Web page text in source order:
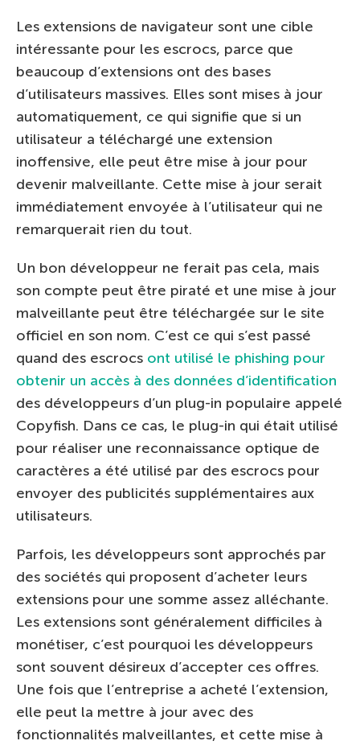
Les extensions de navigateur sont une cible
intéressante pour les escrocs, parce que
beaucoup d’extensions ont des bases
d’utilisateurs massives. Elles sont mises à jour
automatiquement, ce qui signifie que si un
utilisateur a téléchargé une extension
inoffensive, elle peut être mise à jour pour
devenir malveillante. Cette mise à jour serait
immédiatement envoyée à l’utilisateur qui ne
remarquerait rien du tout.
Un bon développeur ne ferait pas cela, mais
son compte peut être piraté et une mise à jour
malveillante peut être téléchargée sur le site
officiel en son nom. C’est ce qui s’est passé
quand des escrocs ont utilisé le phishing pour
obtenir un accès à des données d’identification
des développeurs d’un plug-in populaire appelé
Copyfish. Dans ce cas, le plug-in qui était utilisé
pour réaliser une reconnaissance optique de
caractères a été utilisé par des escrocs pour
envoyer des publicités supplémentaires aux
utilisateurs.
Parfois, les développeurs sont approchés par
des sociétés qui proposent d’acheter leurs
extensions pour une somme assez alléchante.
Les extensions sont généralement difficiles à
monétiser, c’est pourquoi les développeurs
sont souvent désireux d’accepter ces offres.
Une fois que l’entreprise a acheté l’extension,
elle peut la mettre à jour avec des
fonctionnalités malveillantes, et cette mise à